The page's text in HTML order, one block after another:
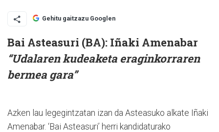
Gehitu gaitzazu Googlen
Bai Asteasuri (BA): Iñaki Amenabar
“Udalaren kudeaketa eraginkorraren
bermea gara”
Azken lau legegintzatan izan da Asteasuko alkate Iñaki
Amenabar. ‘Bai Asteasuri’ herri kandidaturako